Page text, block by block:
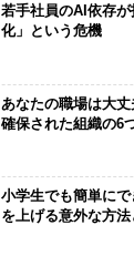
若手社員のAI依存
化」という危機
あなたの職場は大
確保された組織の6
小学生でも簡単にで
を上げる意外な方法